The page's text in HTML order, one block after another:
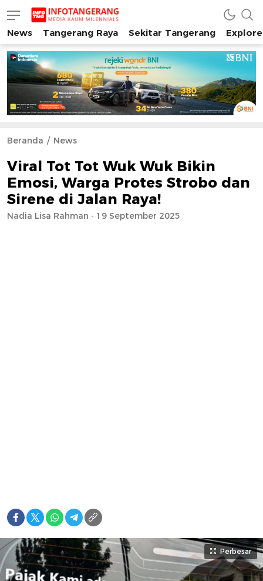
INFO TANGERANG
Media Kaum Millenials Tangerang Raya
News Tangerang Raya Sekitar Tangerang
Beranda News
Viral Tot Tot Wuk Wuk Bikin
Emosi, Warga Protes Strobo dan
Sirene di Jalan Raya!
Nadia Lisa Rahman - 19 September 2025
Perbesar